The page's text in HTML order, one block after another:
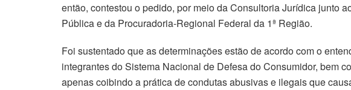
então, contestou o pedido, por meio da Consultoria Jurídica junto
Pública e da Procuradoria-Regional Federal da 1ª Região.
Foi sustentado que as determinações estão de acordo com o
integrantes do Sistema Nacional de Defesa do Consumidor, bem
apenas coibindo a prática de condutas abusivas e ilegais que